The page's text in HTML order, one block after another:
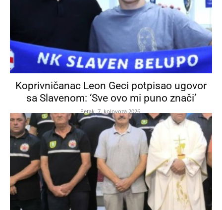
Koprivničanac Leon Geci potpisao ugovor
sa Slavenom: ‘Sve ovo mi puno znači’
Petak, 7. kolovoza 2026.